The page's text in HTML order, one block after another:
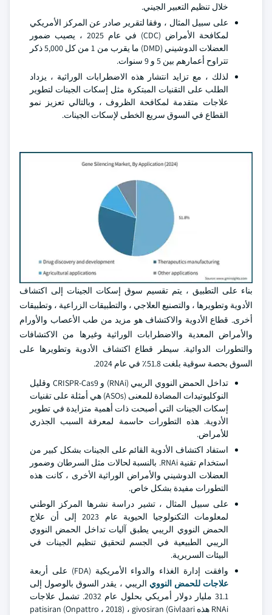
خلال تنظيم التعبير الجيني.
على سبيل المثال ، وفقا لتقرير صادر عن المركز الأمريكي
لمكافحة الأمراض (CDC) في عام 2025 ، يصيب ضمور
العضلات الدوشيني (DMD) ما يقرب من 1 من كل 5,000 ذكر
تتراوح أعمارهم بين 5 و 9 سنوات.
لذلك ، مع تزايد انتشار هذه الاضطرابات الوراثية ، يزداد
الطلب على التقنيات المبتكرة مثل إسكات الجينات لتطوير
علاجات متقدمة لمكافحة الظروف ، وبالتالي تعزيز نمو
القطاع في السوق سريع الخطى لإسكات الجينات.
بناء على التطبيق ، يتم تقسيم سوق إسكات الجينات إلى اكتشاف
الأدوية وتطويرها ، والتصنيع العلاجي ، والتطبيقات الزراعية ، وتطبيقات
أخرى. قطاع الأدوية والاكتشاف هو مزيد من طب الأعصاب والأورام
والأمراض المعدية والاضطرابات الوراثية وغيرها من الاكتشافات
والتطورات الدوائية. سيطر قطاع اكتشاف الأدوية وتطويرها على
السوق بحصة سوقية بلغت 51.8٪ في عام 2024.
تداخل الحمض النووي الريبي (RNAi) و CRISPR-Cas9 وقليل
النوكليوتيدات المضادة للمعنى (ASOs) هي أمثلة على تقنيات
إسكات الجينات التي أصبحت ذات أهمية متزايدة في تطوير
الأدوية. هذه التطورات حاسمة لمعرفة السبب الجذري
للأمراض.
استفاد اكتشاف الأدوية القائم على الجينات بشكل كبير من
استخدام تقنية RNAi. بالنسبة لحالات مثل السرطان وضمور
العضلات الدوشيني والأمراض الوراثية الأخرى ، كانت هذه
التطورات مفيدة بشكل خاص.
على سبيل المثال ، تشير دراسة نشرها المركز الوطني
لمعلومات التكنولوجيا الحيوية عام 2023 إلى أن علاج
الحمض النووي الريبي يطبق آليات تداخل الحمض النووي
الريبي الطبيعية في الجسم لتحقيق تنظيم الجينات في
البيئات السريرية.
وافقت إدارة الغذاء والدواء الأمريكية (FDA) على أربعة
علاجات للحمض النووي الريبي ، يقدر السوق بالوصول إلى
31.1 مليار دولار أمريكي بحلول عام 2032. تشمل علاجات
RNAi هذه patisiran (Onpattro ، 2018) ، givosiran (Givlaari